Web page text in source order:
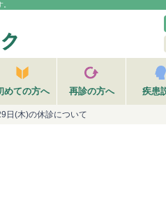
めての方へ 再診の方へ 疾患
日(木)の休診について